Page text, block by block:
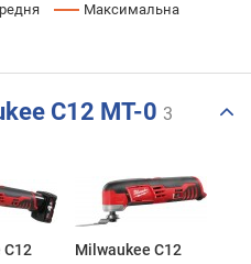
Максимальна
C12 MT-0 3
C12
Milwaukee C12